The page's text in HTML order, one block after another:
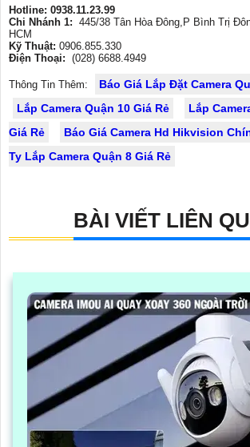
Hotline: 0938.11.23.99
Chi Nhánh 1: 445/38 Tân Hòa Đông,P Bình Trị
HCM
Kỹ Thuật: 0906.855.330
Điện Thoại: (028) 6688.4949
Thông Tin Thêm:
Báo Giá Lắp Đặt Camera
Lắp Camera Quận 10 Giá Rẻ
Lắp
Giá Rẻ
Báo Giá Camera Hd Hikvision
Ty Lắp Camera Quận 8 Giá Rẻ
BÀI VIẾT LIÊN